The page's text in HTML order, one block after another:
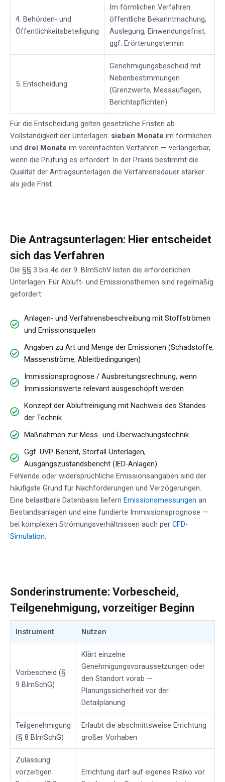
4. Behörden- und
Öffentlichkeitsbeteiligung
Im förmlichen Verfahren:
öffentliche Bekanntmachung,
Auslegung, Einwendungsfrist,
ggf. Erörterungstermin
5. Entscheidung
Genehmigungsbescheid mit
Nebenbestimmungen
(Grenzwerte, Messauflagen,
Berichtspflichten)
Für die Entscheidung gelten gesetzliche Fristen ab
Vollständigkeit der Unterlagen: sieben Monate im förmlichen
und drei Monate im vereinfachten Verfahren — verlängerbar,
wenn die Prüfung es erfordert. In der Praxis bestimmt die
Qualität der Antragsunterlagen die Verfahrensdauer stärker
als jede Frist.
Die Antragsunterlagen: Hier entscheidet
sich das Verfahren
Die §§ 3 bis 4e der 9. BImSchV listen die erforderlichen
Unterlagen. Für Abluft- und Emissionsthemen sind regelmäßig
gefordert:
Anlagen- und Verfahrensbeschreibung mit Stoffströmen
und Emissionsquellen
Angaben zu Art und Menge der Emissionen (Schadstoffe,
Massenströme, Ableitbedingungen)
Immissionsprognose / Ausbreitungsrechnung, wenn
Immissionswerte relevant ausgeschöpft werden
Konzept der Abluftreinigung mit Nachweis des Standes
der Technik
Maßnahmen zur Mess- und Überwachungstechnik
Ggf. UVP-Bericht, Störfall-Unterlagen,
Ausgangszustandsbericht (IED-Anlagen)
Fehlende oder widersprüchliche Emissionsangaben sind der
häufigste Grund für Nachforderungen und Verzögerungen.
Eine belastbare Datenbasis liefern Emissionsmessungen an
Bestandsanlagen und eine fundierte Immissionsprognose —
bei komplexen Strömungsverhältnissen auch per CFD-
Simulation.
Sonderinstrumente: Vorbescheid,
Teilgenehmigung, vorzeitiger Beginn
Instrument Nutzen
Vorbescheid (§
9 BImSchG)
Klärt einzelne
Genehmigungsvoraussetzungen oder
den Standort vorab —
Planungssicherheit vor der
Detailplanung
Teilgenehmigung
(§ 8 BImSchG)
Erlaubt die abschnittsweise Errichtung
großer Vorhaben
Zulassung
vorzeitigen
Errichtung darf auf eigenes Risiko vor